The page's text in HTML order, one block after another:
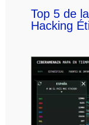
Top 5 de
Hacking